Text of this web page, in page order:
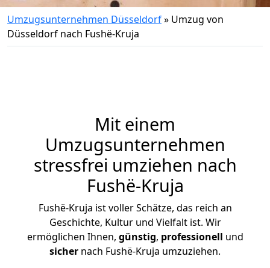
Umzugsunternehmen Düsseldorf» Umzug von
Düsseldorf nach Fushë-Kruja
Mit einem
Umzugsunternehmen
stressfrei umziehen nach
Fushë-Kruja
Fushë-Kruja ist voller Schätze, das reich an
Geschichte, Kultur und Vielfalt ist. Wir
ermöglichen Ihnen, günstig, professionell und
sicher nach Fushë-Kruja umzuziehen.